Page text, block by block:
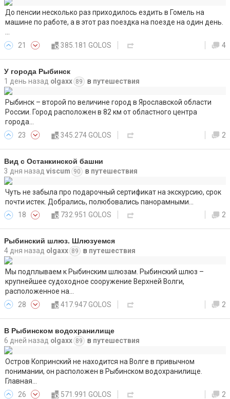
До пенсии несколько раз приходилось ездить в Гомель на
машине по работе, а в этот раз поездка на поезде на один день.
…
21
385.181 GOLOS 4
У города Рыбинск
1 день назад olgaxx 89 в путешествия
Рыбинск – второй по величине город в Ярославской области
России. Город расположен в 82 км от областного центра
города…
23
345.274 GOLOS 2
Вид с Останкинской башни
3 дня назад viscum 90 в путешествия
Чуть не забыла про подарочный сертификат на экскурсию, срок
почти истек. Добрались, полюбовались панорамными…
18
732.951 GOLOS 2
Рыбинский шлюз. Шлюзуемся
4 дня назад olgaxx 89 в путешествия
Мы подплываем к Рыбинским шлюзам. Рыбинский шлюз –
крупнейшее судоходное сооружение Верхней Волги,
расположенное на…
28
417.947 GOLOS 2
В Рыбинском водохранилище
6 дней назад olgaxx 89 в путешествия
Остров Копринский не находится на Волге в привычном
понимании, он расположен в Рыбинском водохранилище.
Главная…
26
571.991 GOLOS 2